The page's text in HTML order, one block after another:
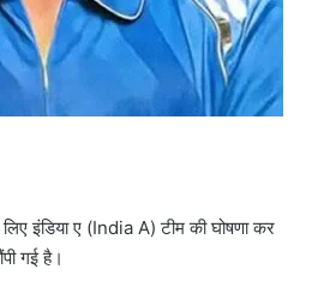
इंड‍िया ए (India A) टीम की घोषणा कर
गई है।